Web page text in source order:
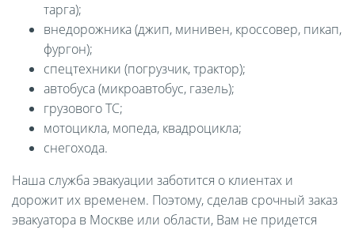
тарга);
внедорожника (джип, минивен, кроссовер, пикап,
фургон);
спецтехники (погрузчик, трактор);
автобуса (микроавтобус, газель);
грузового ТС;
мотоцикла, мопеда, квадроцикла;
снегохода.
Наша служба эвакуации заботится о клиентах и
дорожит их временем. Поэтому, сделав срочный заказ
эвакуатора в Москве или области, Вам не придется